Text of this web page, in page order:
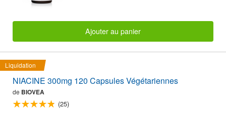
Ajouter au panier
Liquidation
NIACINE 300mg 120 Capsules Végétariennes
de BIOVEA
(25)